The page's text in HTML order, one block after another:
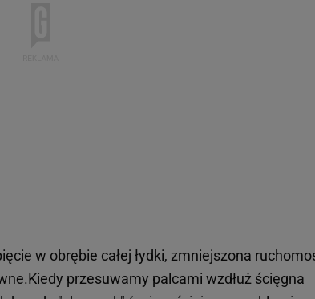
w obrębie całej łydki, zmniejszona
przesuwamy palcami wzdłuż ścięgna